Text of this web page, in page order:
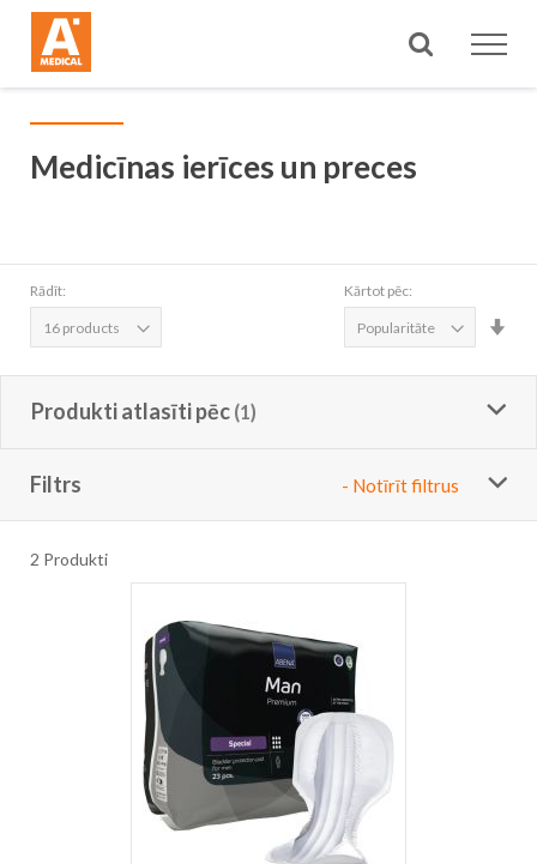
Meklēt
Medicīnas ierīces un preces
Rādīt: Kārtot pēc:
Produkti atlasīti pēc
Filtrs - Notīrīt filtrus
2 Produkti